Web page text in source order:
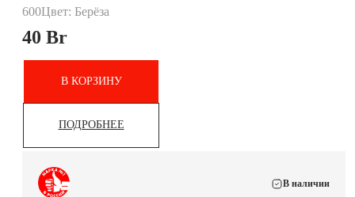
600Цвет: Берёза
40 Br
В КОРЗИНУ
ПОДРОБНЕЕ
В наличии